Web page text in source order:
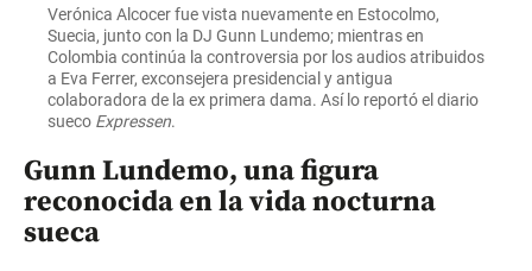
Verónica Alcocer fue vista nuevamente en Estocolmo,
Suecia, junto con la DJ Gunn Lundemo; mientras en
Colombia continúa la controversia por los audios atribuidos
a Eva Ferrer, exconsejera presidencial y antigua
colaboradora de la ex primera dama. Así lo reportó el diario
sueco Expressen.
Gunn Lundemo, una figura
reconocida en la vida nocturna
sueca